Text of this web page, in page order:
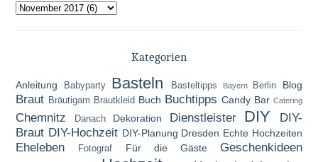
Kategorien
Anleitung Babyparty Basteln Basteltipps Bayern Berlin Blog
Braut Bräutigam Brautkleid Buch Buchtipps Candy Bar Catering
Chemnitz Danach Dekoration Dienstleister DIY
DIY-
Braut DIY-Hochzeit DIY-Planung Dresden Echte Hochzeiten
Eheleben Fotograf Für die Gäste Geschenkideen